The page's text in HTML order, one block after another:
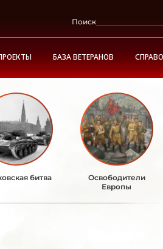
Поиск
БАЗА ВЕТЕРАНОВ
битва
Освободители
Европы